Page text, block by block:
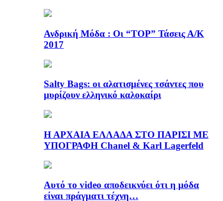
Ανδρική Μόδα : Οι “TOP” Τάσεις Α/Κ
2017
Salty Bags: οι αλατισμένες τσάντες που
μυρίζουν ελληνικό καλοκαίρι
Η ΑΡΧΑΙΑ ΕΛΛΑΔΑ ΣΤΟ ΠΑΡΙΣΙ ΜΕ
ΥΠΟΓΡΑΦΗ Chanel & Karl Lagerfeld
Αυτό το video αποδεικνύει ότι η μόδα
είναι πράγματι τέχνη…